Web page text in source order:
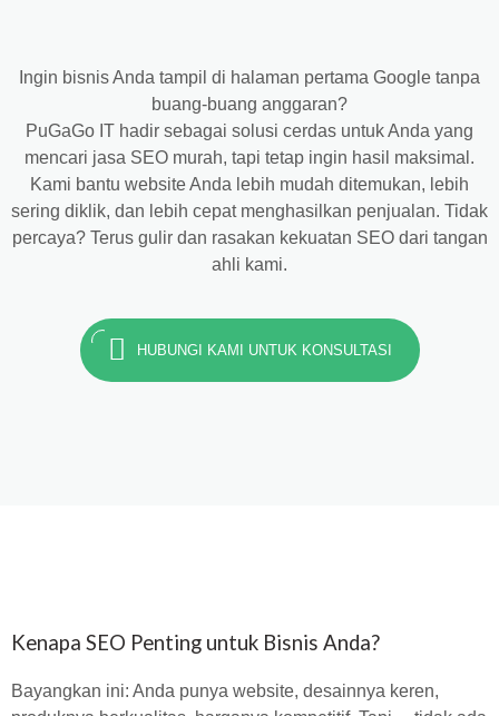
Ingin bisnis Anda tampil di halaman pertama Google tanpa
buang-buang anggaran?
PuGaGo IT hadir sebagai solusi cerdas untuk Anda yang
mencari jasa SEO murah, tapi tetap ingin hasil maksimal.
Kami bantu website Anda lebih mudah ditemukan, lebih
sering diklik, dan lebih cepat menghasilkan penjualan. Tidak
percaya? Terus gulir dan rasakan kekuatan SEO dari tangan
ahli kami.
HUBUNGI KAMI UNTUK KONSULTASI
Kenapa SEO Penting untuk Bisnis Anda?
Bayangkan ini: Anda punya website, desainnya keren,